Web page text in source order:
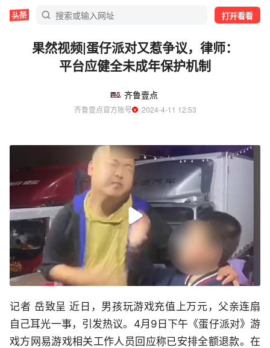
打开看看
果然视频|蛋仔派对又惹争议，律师：
平台应健全未成年保护机制
齐鲁壹点
齐鲁壹点官方账号
  2024-4-11 12:53
记者 岳致呈 近日，男孩玩游戏充值上万元，父亲连扇
自己耳光一事，引发热议。4月9日下午《蛋仔派对》游
戏方网易游戏相关工作人员回应称已安排全额退款。在